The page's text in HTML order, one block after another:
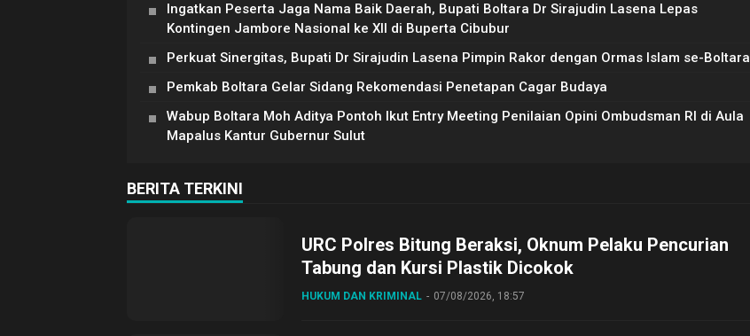
Ingatkan Peserta Jaga Nama Baik Daerah, Bupati Boltara Dr Sirajudin Lasena Lepas
Kontingen Jambore Nasional ke XII di Buperta Cibubur
Perkuat Sinergitas, Bupati Dr Sirajudin Lasena Pimpin Rakor dengan Ormas Islam se-Boltara
Pemkab Boltara Gelar Sidang Rekomendasi Penetapan Cagar Budaya
Wabup Boltara Moh Aditya Pontoh Ikut Entry Meeting Penilaian Opini Ombudsman RI di Aula
Mapalus Kantur Gubernur Sulut
BERITA TERKINI
URC Polres Bitung Beraksi, Oknum Pelaku Pencurian
Tabung dan Kursi Plastik Dicokok
HUKUM DAN KRIMINAL 07/08/2026, 18:57